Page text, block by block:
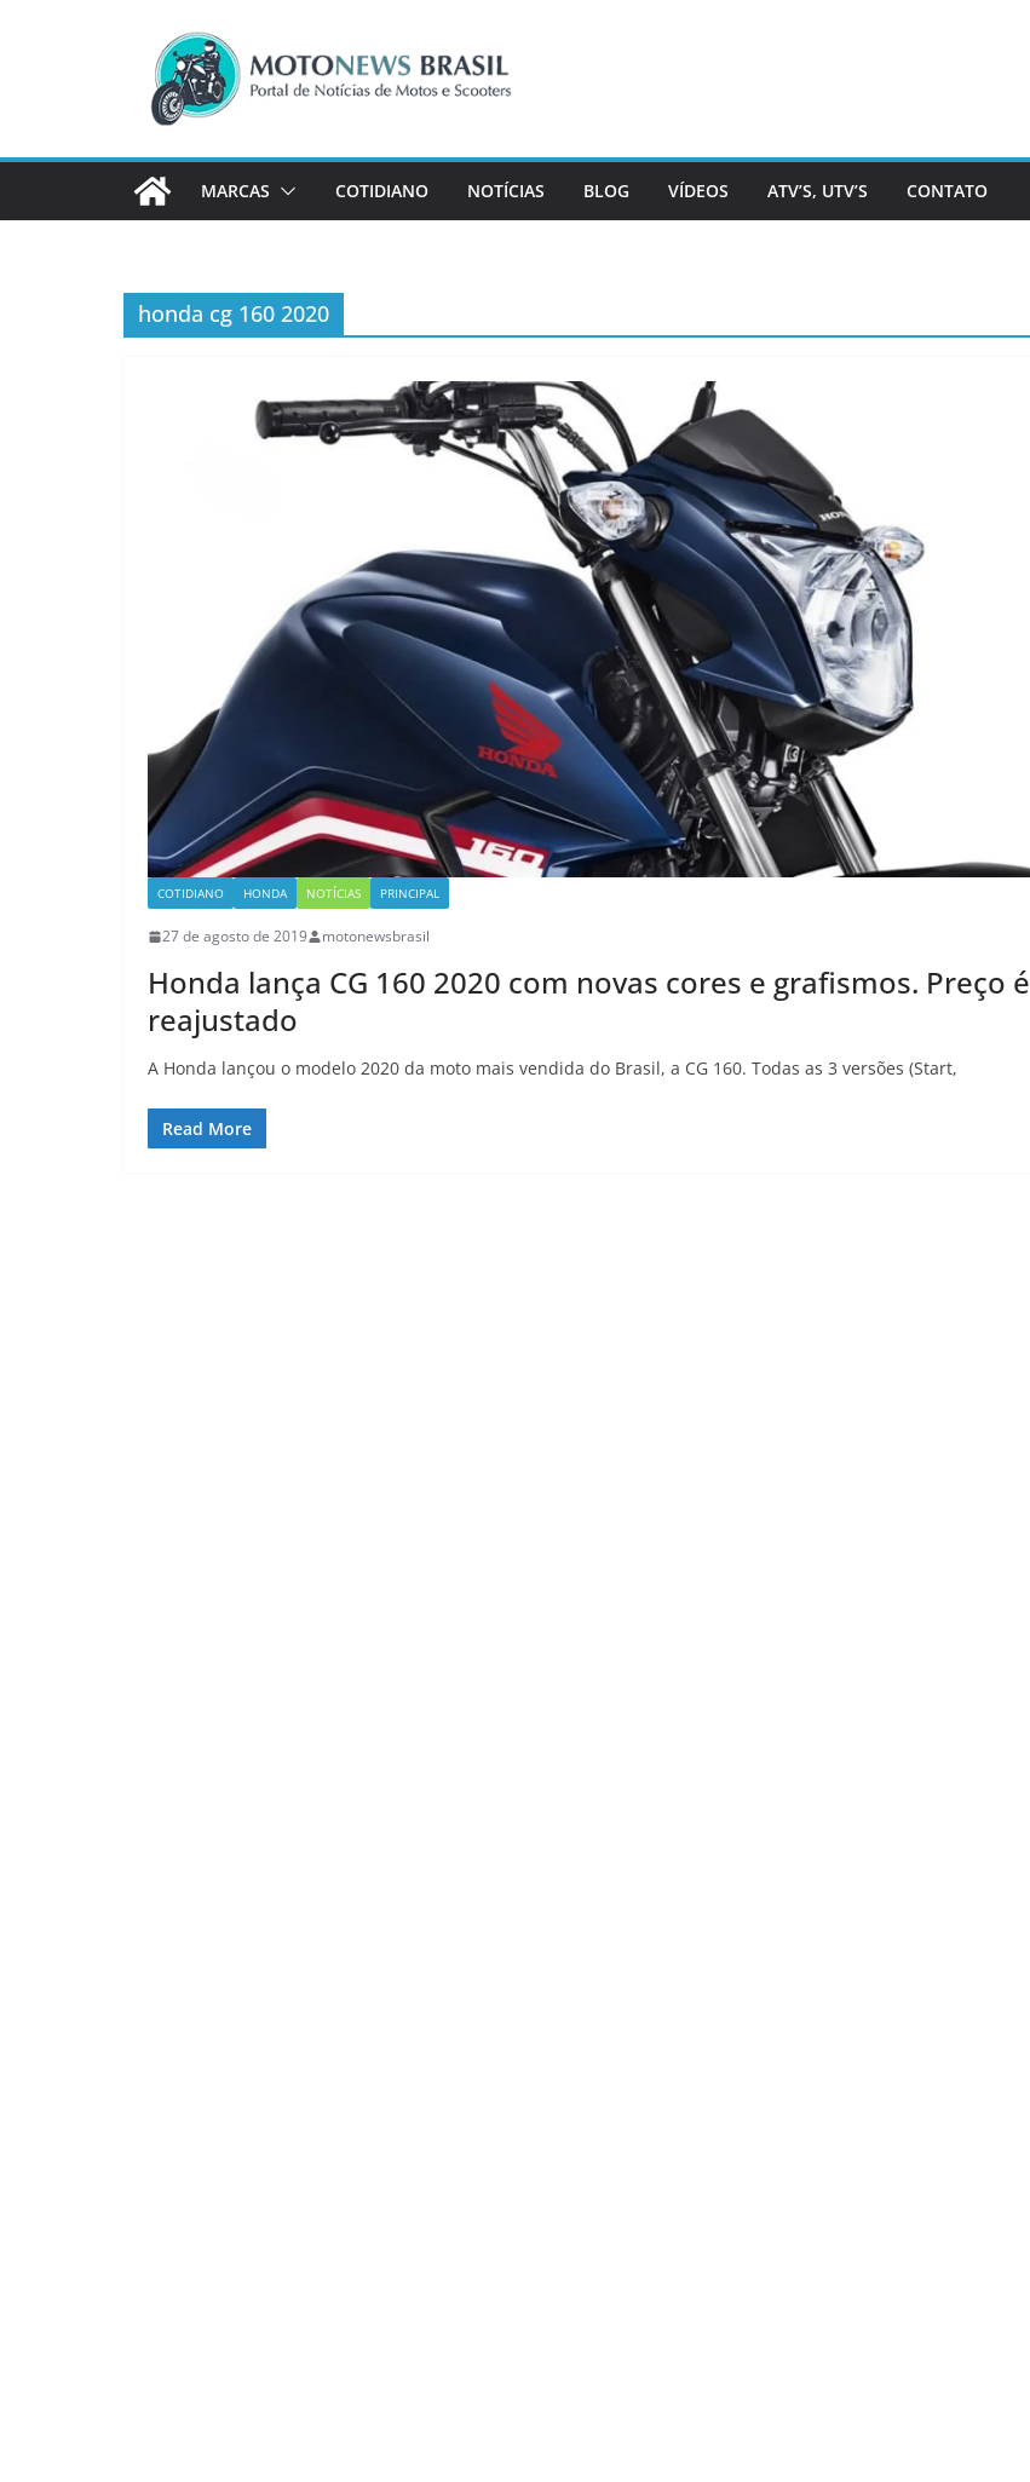
MARCAS COTIDIANO NOTÍCIAS BLOG VÍDEOS ATV’S, UTV’S CONTATO
honda cg 160 2020
COTIDIANO HONDA NOTÍCIAS PRINCIPAL
27 de agosto de 2019 motonewsbrasil
Honda lança CG 160 2020 com novas cores e grafismos. Preço é
reajustado
A Honda lançou o modelo 2020 da moto mais vendida do Brasil, a CG 160. Todas as 3 versões (Start,
Read More